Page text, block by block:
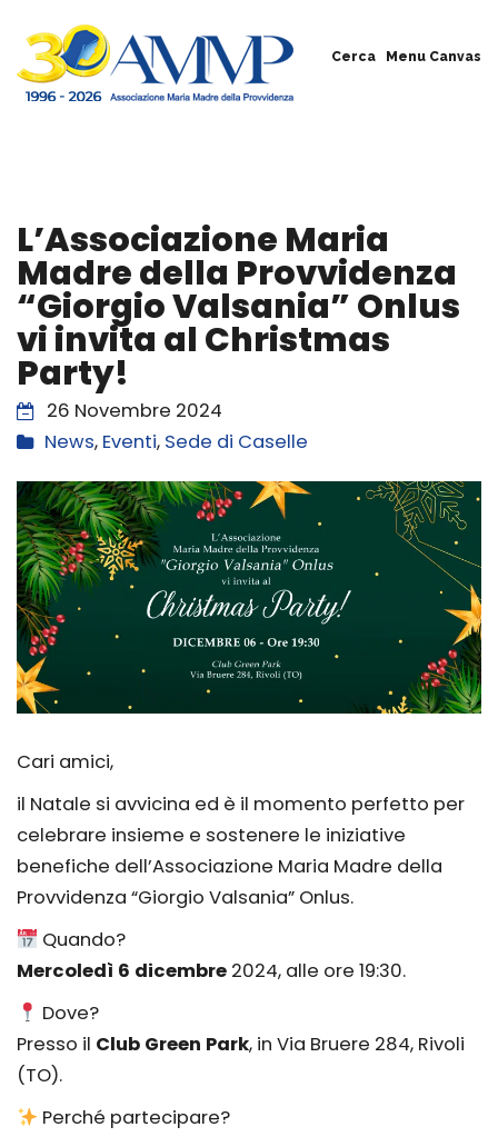
Cerca Menu Canvas
L’Associazione Maria
Madre della Provvidenza
“Giorgio Valsania” Onlus
vi invita al Christmas
Party!
26 Novembre 2024
News, Eventi, Sede di Caselle
Cari amici,
il Natale si avvicina ed è il momento perfetto per
celebrare insieme e sostenere le iniziative
benefiche dell’Associazione Maria Madre della
Provvidenza “Giorgio Valsania” Onlus.
Quando?
Mercoledì 6 dicembre 2024, alle ore 19:30.
Dove?
Presso il Club Green Park, in Via Bruere 284, Rivoli
(TO).
Perché partecipare?